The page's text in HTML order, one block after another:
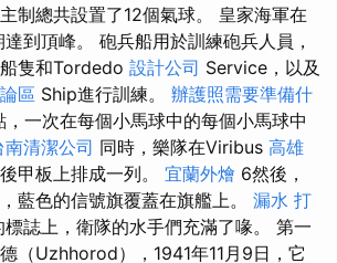
制總共設置了12個氣球。 皇家海軍在
到頂峰。 砲兵船用於訓練砲兵人員，
隻和Tordedo 設計公司 Service，以及
區 Ship進行訓練。 辦護照需要準備什
，一次在每個小馬球中的每個小馬球中
南清潔公司 同時，樂隊在Viribus 高雄
甲板上排成一列。 宜蘭外燴 6然後，
藍色的信號旗覆蓋在旗艦上。 漏水 打
標誌上，衛隊的水手們充滿了喙。 第一
（Uzhhorod），1941年11月9日，它